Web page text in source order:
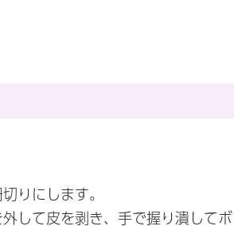
りにします。
して皮を剥き、手で握り潰してボ